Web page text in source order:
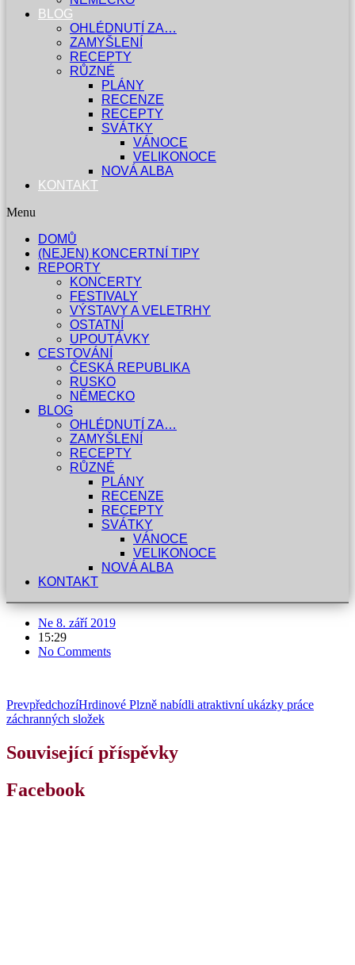
BLOG
OHLÉDNUTÍ ZA…
ZAMYŠLENÍ
RECEPTY
RŮZNÉ
PLÁNY
RECENZE
RECEPTY
SVÁTKY
VÁNOCE
VELIKONOCE
NOVÁ ALBA
KONTAKT
Menu
DOMŮ
(NEJEN) KONCERTNÍ TIPY
REPORTY
KONCERTY
FESTIVALY
VÝSTAVY A VELETRHY
OSTATNÍ
UPOUTÁVKY
CESTOVÁNÍ
ČESKÁ REPUBLIKA
RUSKO
NĚMECKO
BLOG
OHLÉDNUTÍ ZA…
ZAMYŠLENÍ
RECEPTY
RŮZNÉ
PLÁNY
RECENZE
RECEPTY
SVÁTKY
VÁNOCE
VELIKONOCE
NOVÁ ALBA
KONTAKT
Ne 8. září 2019
15:29
No Comments
PrevpředchozíHrdinové Plzně nabídli atraktivní ukázky práce
záchranných složek
Související příspěvky
Facebook